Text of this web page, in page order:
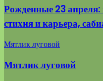
Рожденные 23 апреля:
стихия и карьера,
Мятлик луговой
Мятлик луговой